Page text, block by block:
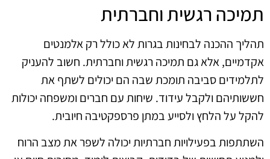
תמיכה רגשית וחברתית
תהליך ההכנה לבחינות בגרות לא כולל רק אלמנטים
אקדמיים, אלא גם תמיכה רגשית וחברתית. חשוב להעניק
לתלמידים סביבה תומכת שבה הם יכולים לשתף את
חששותיהם ולקבל עידוד. שיחות עם חברים ומשפחה יכולות
להקל על הלחץ ולסייע במתן פרספקטיבה חיובית.
השתתפות בפעילויות חברתיות יכולה לשפר את מצב הרוח